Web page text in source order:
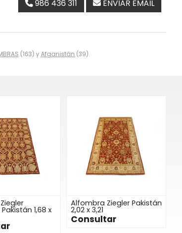
(163) yAfganistán (39).
986 436 311 ENVIAR EMAIL
1,68 x
Alfombra Ziegler Pakistán
2,02 x 3,21
Consultar